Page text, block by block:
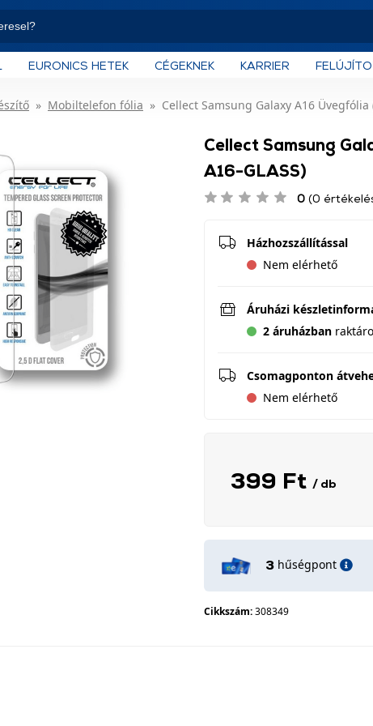
EURONICS HETEK CÉGEKNEK KARRIER
Mobiltelefon fólia Cellect Samsung Galaxy A16 Üvegfólia
Cellect Samsung
A16-GLASS)
0 (0
Házhozszállítással
Nem elérhető
Áruházi
2 áruházban
Csomagponton
Nem elérhető
399 Ft / db
3 hűségpont
Cikkszám:308349